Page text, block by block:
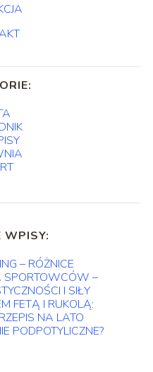
WPISY:
– RÓŻNICE
SPORTOWCÓW –
I SIŁY
FETĄ I RUKOLĄ:
NA LATO
PODPOTYLICZNE?